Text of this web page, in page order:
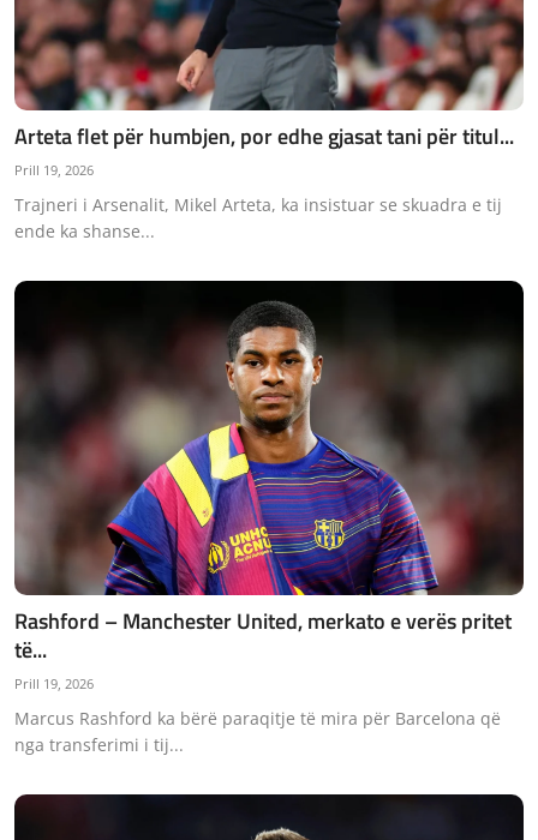
Arteta flet për humbjen, por edhe gjasat tani për titul...
Prill 19, 2026
Trajneri i Arsenalit, Mikel Arteta, ka insistuar se skuadra e tij
ende ka shanse...
Rashford – Manchester United, merkato e verës pritet
të...
Prill 19, 2026
Marcus Rashford ka bërë paraqitje të mira për Barcelona që
nga transferimi i tij...